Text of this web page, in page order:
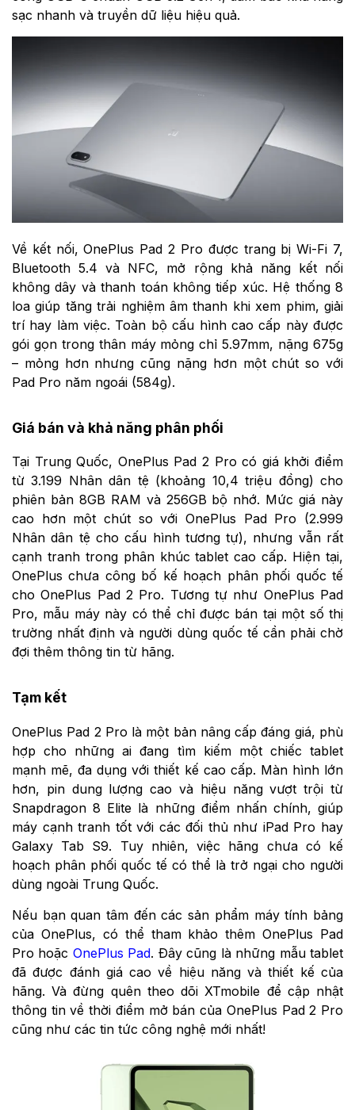
sạc nhanh và truyền dữ liệu hiệu quả.
Về kết nối, OnePlus Pad 2 Pro được trang bị Wi-Fi 7,
Bluetooth 5.4 và NFC, mở rộng khả năng kết nối
không dây và thanh toán không tiếp xúc. Hệ thống 8
loa giúp tăng trải nghiệm âm thanh khi xem phim, giải
trí hay làm việc. Toàn bộ cấu hình cao cấp này được
gói gọn trong thân máy mỏng chỉ 5.97mm, nặng 675g
– mỏng hơn nhưng cũng nặng hơn một chút so với
Pad Pro năm ngoái (584g).
Giá bán và khả năng phân phối
Tại Trung Quốc, OnePlus Pad 2 Pro có giá khởi điểm
từ 3.199 Nhân dân tệ (khoảng 10,4 triệu đồng) cho
phiên bản 8GB RAM và 256GB bộ nhớ. Mức giá này
cao hơn một chút so với OnePlus Pad Pro (2.999
Nhân dân tệ cho cấu hình tương tự), nhưng vẫn rất
cạnh tranh trong phân khúc tablet cao cấp. Hiện tại,
OnePlus chưa công bố kế hoạch phân phối quốc tế
cho OnePlus Pad 2 Pro. Tương tự như OnePlus Pad
Pro, mẫu máy này có thể chỉ được bán tại một số thị
trường nhất định và người dùng quốc tế cần phải chờ
đợi thêm thông tin từ hãng.
Tạm kết
OnePlus Pad 2 Pro là một bản nâng cấp đáng giá, phù
hợp cho những ai đang tìm kiếm một chiếc tablet
mạnh mẽ, đa dụng với thiết kế cao cấp. Màn hình lớn
hơn, pin dung lượng cao và hiệu năng vượt trội từ
Snapdragon 8 Elite là những điểm nhấn chính, giúp
máy cạnh tranh tốt với các đối thủ như iPad Pro hay
Galaxy Tab S9. Tuy nhiên, việc hãng chưa có kế
hoạch phân phối quốc tế có thể là trở ngại cho người
dùng ngoài Trung Quốc.
Nếu bạn quan tâm đến các sản phẩm máy tính bảng
của OnePlus, có thể tham khảo thêm OnePlus Pad
Pro hoặc OnePlus Pad. Đây cũng là những mẫu tablet
đã được đánh giá cao về hiệu năng và thiết kế của
hãng. Và đừng quên theo dõi XTmobile để cập nhật
thông tin về thời điểm mở bán của OnePlus Pad 2 Pro
cũng như các tin tức công nghệ mới nhất!